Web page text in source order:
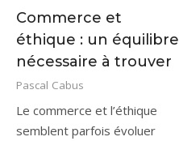
Commerce et
éthique : un équilibre
nécessaire à trouver
Pascal Cabus
Le commerce et l’éthique
semblent parfois évoluer